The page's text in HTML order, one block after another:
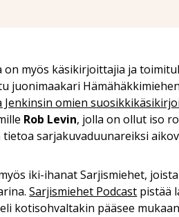
on myös käsikirjoittajia ja
juonimaakari
Jenkinsin omien
Rob Levin, jolla on ollut iso
sarjakuvaduunareiksi
iki-ihanat Sarjismiehet, joista
Sarjismiehet Podcast pistää
kotisohvaltakin pääsee